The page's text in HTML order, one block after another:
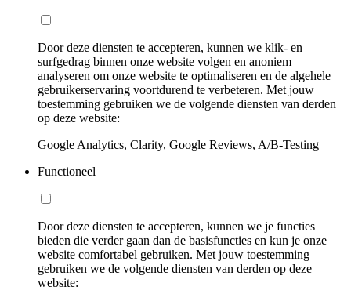
Door deze diensten te accepteren, kunnen we klik- en
surfgedrag binnen onze website volgen en anoniem
analyseren om onze website te optimaliseren en de algehele
gebruikerservaring voortdurend te verbeteren. Met jouw
toestemming gebruiken we de volgende diensten van derden
op deze website:
Google Analytics, Clarity, Google Reviews, A/B-Testing
Functioneel
Door deze diensten te accepteren, kunnen we je functies
bieden die verder gaan dan de basisfuncties en kun je onze
website comfortabel gebruiken. Met jouw toestemming
gebruiken we de volgende diensten van derden op deze
website: